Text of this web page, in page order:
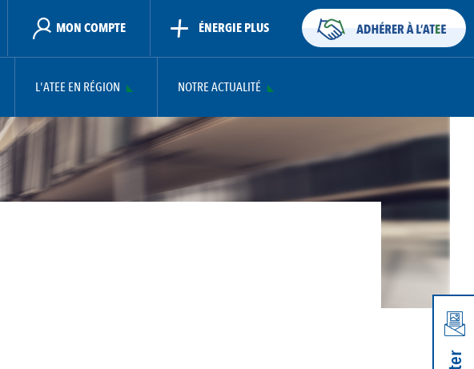
MON COMPTE ÉNERGIE PLUS
L'ATEE EN RÉGION NOTRE ACTUALITÉ